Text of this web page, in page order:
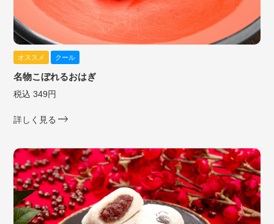
オススメ クール
名物こぼれるおはぎ
税込 349円
詳しく見る